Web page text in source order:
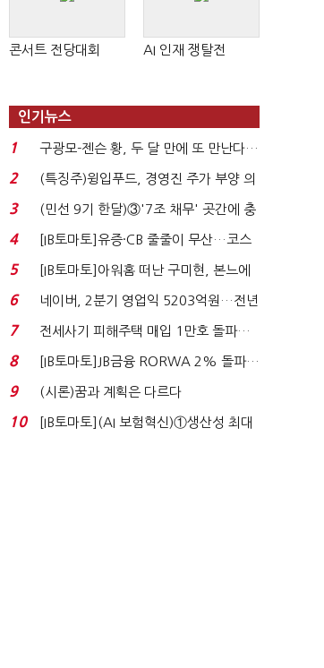
콘서트 전당대회 AI 인재 쟁탈전
인기뉴스
1
구광모-젠슨 황, 두 달 만에 또 만난다…
로봇·AI 등 논...
2
(특징주)윙입푸드, 경영진 주가 부양 의
지에 상한가...
3
(민선 9기 한달)③'7조 채무' 곳간에 충
격…추미애, 20년...
4
[IB토마토]유증·CB 줄줄이 무산…코스
닥 벌점 급증에 ...
5
[IB토마토]아워홈 떠난 구미현, 본느에
340억 베팅…가...
6
네이버, 2분기 영업익 5203억원…전년
비 0.2% 감소...
7
전세사기 피해주택 매입 1만호 돌파…
누적 피해자 4만2...
8
[IB토마토]JB금융 RORWA 2% 돌파…
실적 견인은 은행 ...
9 (시론)꿈과 계획은 다르다
10
[IB토마토](AI 보험혁신)①생산성 최대